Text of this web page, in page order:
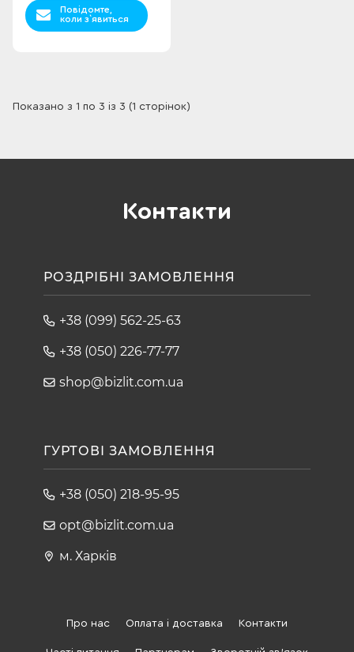
Повідомте,
коли з`явиться
Показано з 1 по 3 із 3 (1 сторінок)
Контакти
РОЗДРІБНІ ЗАМОВЛЕННЯ
+38 (099) 562-25-63
+38 (050) 226-77-77
shop@bizlit.com.ua
ГУРТОВІ ЗАМОВЛЕННЯ
+38 (050) 218-95-95
opt@bizlit.com.ua
м. Харків
Про нас Оплата і доставка Контакти